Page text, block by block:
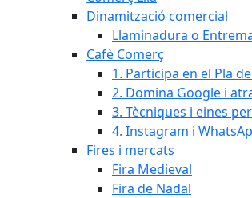
Dinamització comercial
Llaminadura o
Cafè Comerç
1. Participa en el Pla
2. Domina Google i
3. Tècniques i eines
4. Instagram i
Fires i mercats
Fira Medieval
Fira de Nadal